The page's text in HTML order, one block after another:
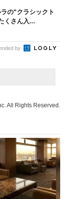
の“クラシックト
くさん入...
by
All Rights Reserved.